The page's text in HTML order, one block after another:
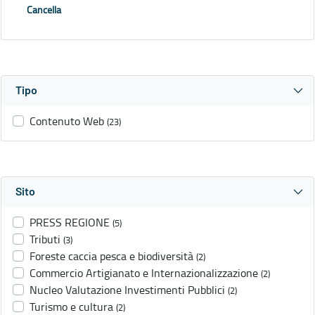
Cancella
Tipo
Contenuto Web (23)
Sito
PRESS REGIONE (5)
Tributi (3)
Foreste caccia pesca e biodiversità (2)
Commercio Artigianato e Internazionalizzazione (2)
Nucleo Valutazione Investimenti Pubblici (2)
Turismo e cultura (2)